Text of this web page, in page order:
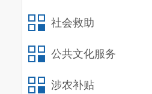
社会救助
公共文化服务
涉农补贴